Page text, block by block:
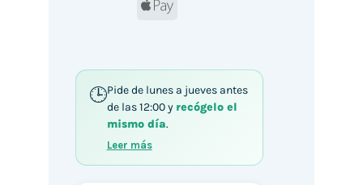
Apple
Pide de lunes a jueves antes
de las 12:00 y recógelo el
mismo día.
Leer más